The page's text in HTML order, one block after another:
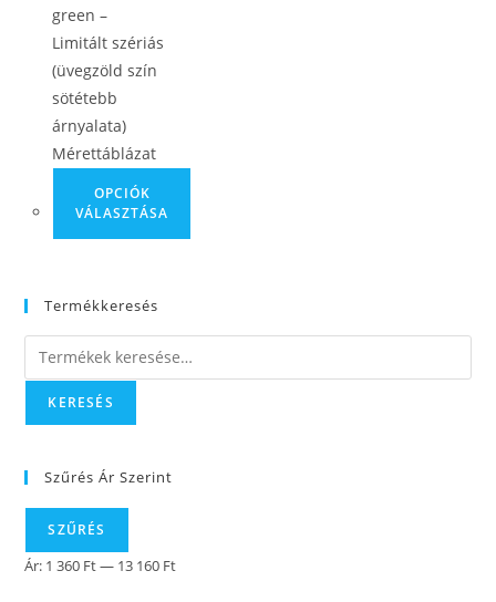
green –
Limitált szériás
(üvegzöld szín
sötétebb
árnyalata)
Mérettáblázat
OPCIÓK
VÁLASZTÁSA
Termékkeresés
KERESÉS
Szűrés Ár Szerint
SZŰRÉS
Ár: 1 360 Ft— 13 160 Ft